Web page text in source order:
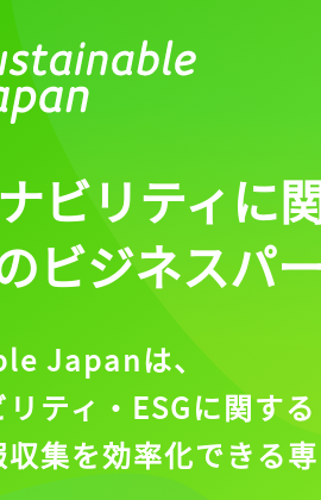
ビリティに
ビジネスパ
Japanは、
ティ・ESGに関する
集を効率化できる